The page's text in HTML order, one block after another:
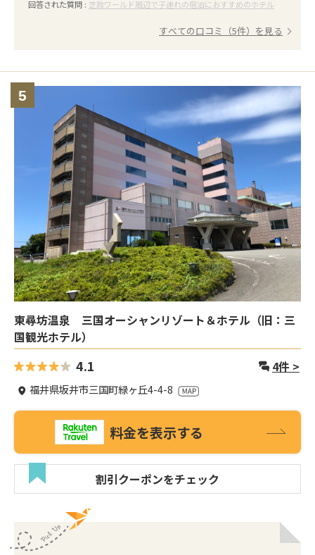
回答された質問 : 芝政ワールド周辺で子連れの宿泊におすすめのホテル
すべての口コミ（5件）を見る
5
東尋坊温泉 三国オーシャンリゾート＆ホテル（旧：三
国観光ホテル）
4.1 4件 >
福井県坂井市三国町緑ヶ丘4-4-8
料金を表示する
割引クーポンをチェック